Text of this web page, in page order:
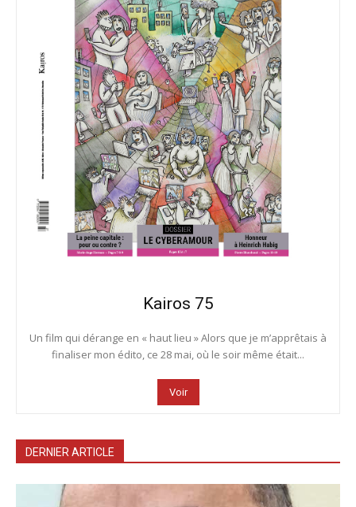
Kairos 75
Un film qui dérange en « haut lieu » Alors que je m’apprêtais à
finaliser mon édito, ce 28 mai, où le soir même était...
Voir
DERNIER ARTICLE